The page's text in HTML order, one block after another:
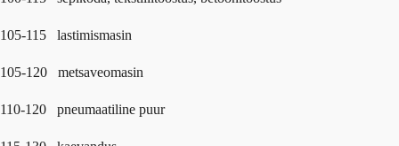
105-115 lastimismasin
105-120 metsaveomasin
110-120 pneumaatiline puur